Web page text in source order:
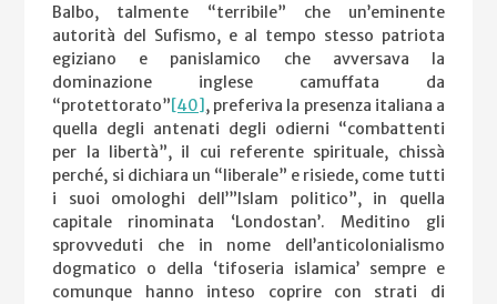
Balbo, talmente “terribile” che un’eminente
autorità del Sufismo, e al tempo stesso patriota
egiziano e panislamico che avversava la
dominazione inglese camuffata da
“protettorato”[40], preferiva la presenza italiana a
quella degli antenati degli odierni “combattenti
per la libertà”, il cui referente spirituale, chissà
perché, si dichiara un “liberale” e risiede, come tutti
i suoi omologhi dell’”Islam politico”, in quella
capitale rinominata ‘Londostan’. Meditino gli
sprovveduti che in nome dell’anticolonialismo
dogmatico o della ‘tifoseria islamica’ sempre e
comunque hanno inteso coprire con strati di